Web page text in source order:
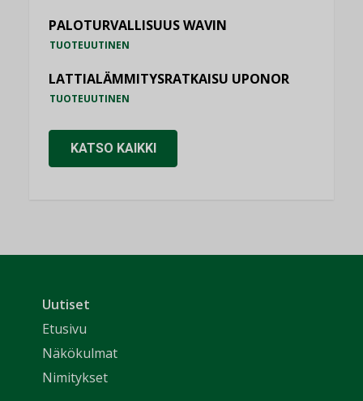
PALOTURVALLISUUS WAVIN
TUOTEUUTINEN
LATTIALÄMMITYSRATKAISU UPONOR
TUOTEUUTINEN
KATSO KAIKKI
Uutiset
Etusivu
Näkökulmat
Nimitykset